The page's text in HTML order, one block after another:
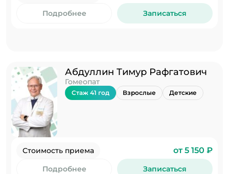
Подробнее Записаться
Абдуллин Тимур Рафгатович
Гомеопат
Стаж 41 год Взрослые Детские
Стоимость приема от 5 150 ₽
Подробнее Записаться